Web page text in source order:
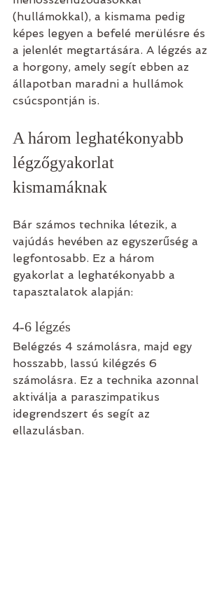
(hullámokkal), a kismama pedig
képes legyen a befelé merülésre és
a jelenlét megtartására. A légzés az
a horgony, amely segít ebben az
állapotban maradni a hullámok
csúcspontján is.
A három leghatékonyabb
légzőgyakorlat
kismamáknak
Bár számos technika létezik, a
vajúdás hevében az egyszerűség a
legfontosabb. Ez a három
gyakorlat a leghatékonyabb a
tapasztalatok alapján:
4-6 légzés
Belégzés 4 számolásra, majd egy
hosszabb, lassú kilégzés 6
számolásra. Ez a technika azonnal
aktiválja a paraszimpatikus
idegrendszert és segít az
ellazulásban.